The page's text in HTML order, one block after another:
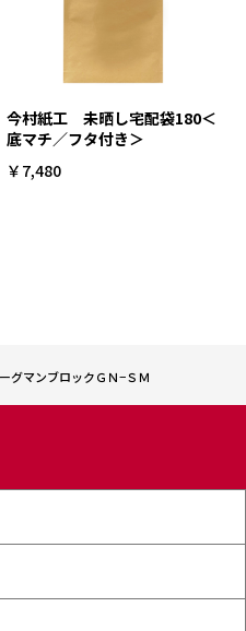
今村紙工 未晒し宅配袋180＜
底マチ／フタ付き＞
￥7,480
グマンブロックＧＮ−ＳＭ